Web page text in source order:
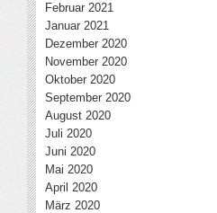
Februar 2021
Januar 2021
Dezember 2020
November 2020
Oktober 2020
September 2020
August 2020
Juli 2020
Juni 2020
Mai 2020
April 2020
März 2020